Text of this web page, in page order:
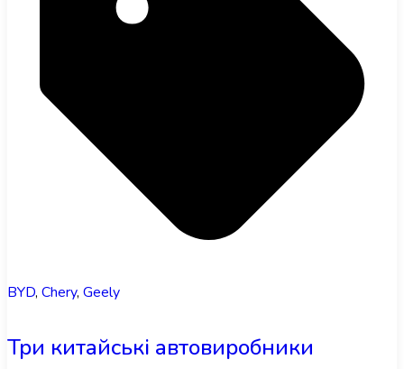
BYD, Chery, Geely
Три китайські автовиробники